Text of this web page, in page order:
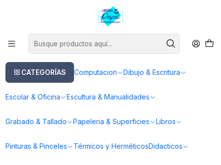
CATEGORÍAS Computacion Dibujo & Escritura
Escolar & Oficina Escultura & Manualidades
Grabado & Tallado Papeleria & Superficies Libros
Pinturas & Pinceles Térmicos y HerméticosDidacticos
Este es el texto del slide
Set 3 Pinceles Value Set 3